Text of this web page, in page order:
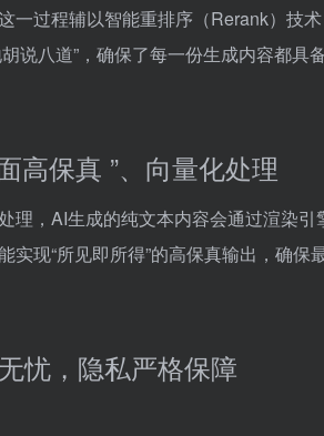
一过程辅以智能重排序（Rerank）技
说八道”，确保了每一份生成内容都具
高保真 ”、向量化处理
理，AI生成的纯文本内容会通过渲染
实现“所见即所得”的高保真输出，确
忧，隐私严格保障